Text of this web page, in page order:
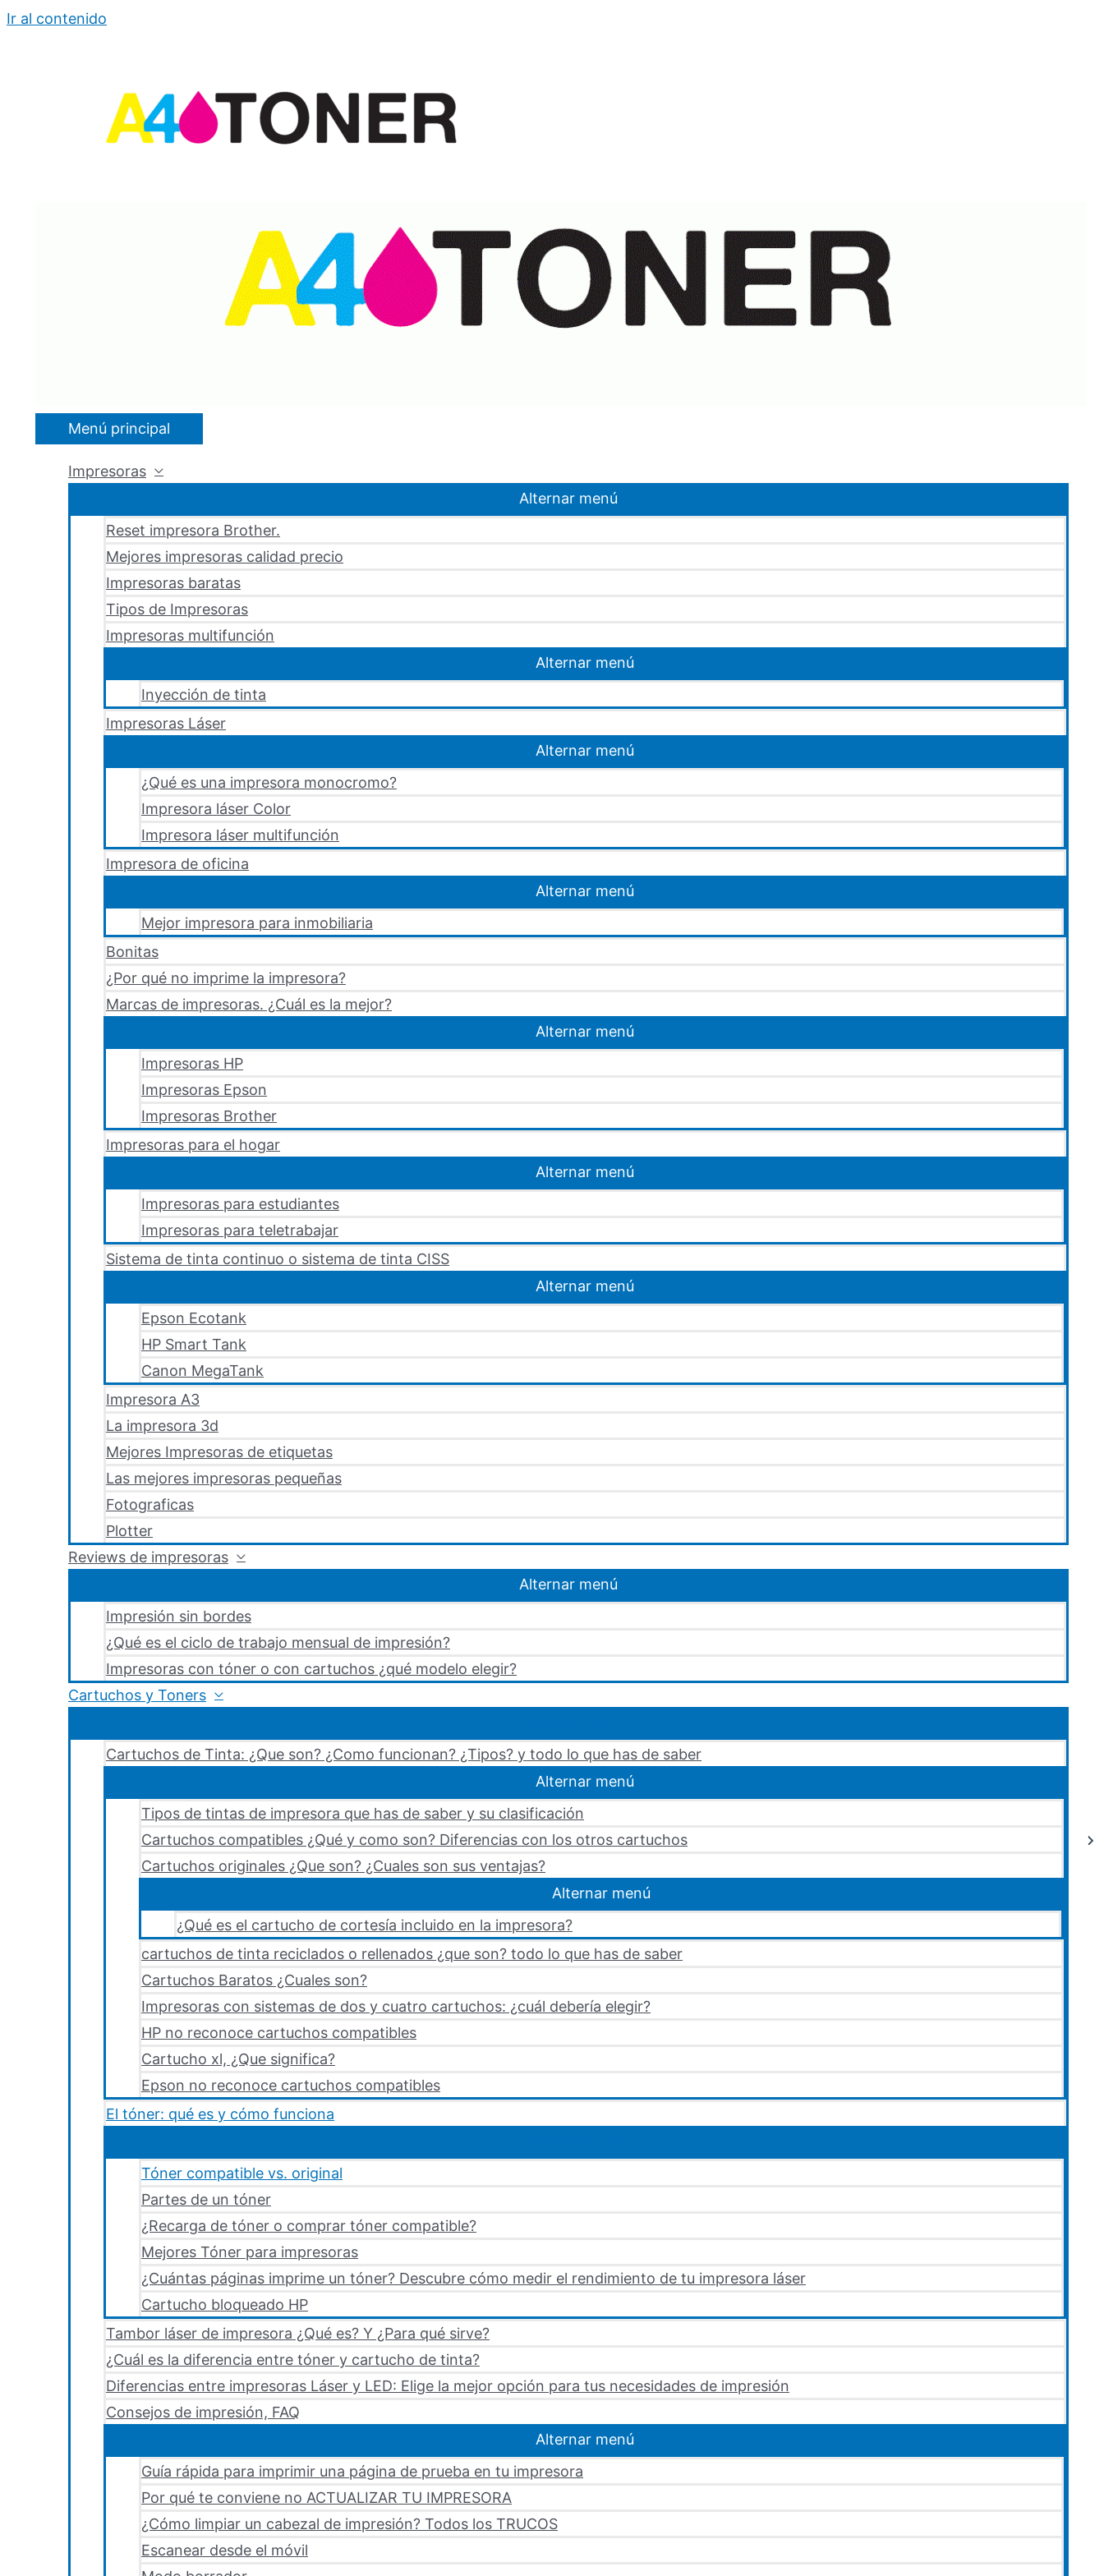
Ir al contenido
Menú principal
Impresoras
Alternar menú
Reset impresora Brother.
Mejores impresoras calidad precio
Impresoras baratas
Tipos de Impresoras
Impresoras multifunción
Alternar menú
Inyección de tinta
Impresoras Láser
Alternar menú
¿Qué es una impresora monocromo?
Impresora láser Color
Impresora láser multifunción
Impresora de oficina
Alternar menú
Mejor impresora para inmobiliaria
Bonitas
¿Por qué no imprime la impresora?
Marcas de impresoras. ¿Cuál es la mejor?
Alternar menú
Impresoras HP
Impresoras Epson
Impresoras Brother
Impresoras para el hogar
Alternar menú
Impresoras para estudiantes
Impresoras para teletrabajar
Sistema de tinta continuo o sistema de tinta CISS
Alternar menú
Epson Ecotank
HP Smart Tank
Canon MegaTank
Impresora A3
La impresora 3d
Mejores Impresoras de etiquetas
Las mejores impresoras pequeñas
Fotograficas
Plotter
Reviews de impresoras
Alternar menú
Impresión sin bordes
¿Qué es el ciclo de trabajo mensual de impresión?
Impresoras con tóner o con cartuchos ¿qué modelo elegir?
Cartuchos y Toners
Cartuchos de Tinta: ¿Que son? ¿Como funcionan? ¿Tipos? y todo lo que has de saber
Alternar menú
Tipos de tintas de impresora que has de saber y su clasificación
Cartuchos compatibles ¿Qué y como son? Diferencias con los otros cartuchos
Cartuchos originales ¿Que son? ¿Cuales son sus ventajas?
Alternar menú
¿Qué es el cartucho de cortesía incluido en la impresora?
cartuchos de tinta reciclados o rellenados ¿que son? todo lo que has de saber
Cartuchos Baratos ¿Cuales son?
Impresoras con sistemas de dos y cuatro cartuchos: ¿cuál debería elegir?
HP no reconoce cartuchos compatibles
Cartucho xl, ¿Que significa?
Epson no reconoce cartuchos compatibles
El tóner: qué es y cómo funciona
Tóner compatible vs. original
Partes de un tóner
¿Recarga de tóner o comprar tóner compatible?
Mejores Tóner para impresoras
¿Cuántas páginas imprime un tóner? Descubre cómo medir el rendimiento de tu impresora láser
Cartucho bloqueado HP
Tambor láser de impresora ¿Qué es? Y ¿Para qué sirve?
¿Cuál es la diferencia entre tóner y cartucho de tinta?
Diferencias entre impresoras Láser y LED: Elige la mejor opción para tus necesidades de impresión
Consejos de impresión, FAQ
Alternar menú
Guía rápida para imprimir una página de prueba en tu impresora
Por qué te conviene no ACTUALIZAR TU IMPRESORA
¿Cómo limpiar un cabezal de impresión? Todos los TRUCOS
Escanear desde el móvil